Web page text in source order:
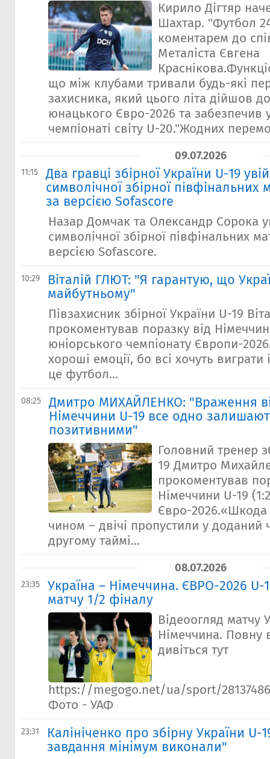
Кирило Дігтяр
Шахтар. "Футбол
коментарем до
Металіста Євгена
що між клубами тривали будь-які
захисника, який цього літа дійшов
юнацького Євро-2026 та забезпечив
чемпіонаті світу U-20."Жодних
09.07.2026
11:15
Два гравці збірної України U-19
символічної збірної півфінальних
за версією Sofascore
Назар Домчак та Олександр Сорока
символічної збірної півфінальних
версією Sofascore.
10:29
Віталій ГЛЮТ: "Я гарантую, що
майбутньому"
Півзахисник збірної України U-19
прокоментував поразку від
юніорського чемпіонату Європи-
хороші емоції, бо всі хочуть виграти
це футбол...
08:25
Дмитро МИХАЙЛЕНКО: "Враження
Німеччини U-19 все одно
позитивними"
Головний тренер
19 Дмитро
прокоментував
Німеччини U-19
Євро-2026.«Шкода
чином – двічі пропустили у доданий
другому таймі...
08.07.2026
23:35
Україна – Німеччина. ЄВРО-2026 U-
матчу 1/2 фіналу
Відеоогляд матчу
Німеччина. Повну
дивіться тут
https://megogo.net/ua/sport/
Фото - УАФ
23:31
Калініченко про збірну України
завдання мiнiмум виконали"